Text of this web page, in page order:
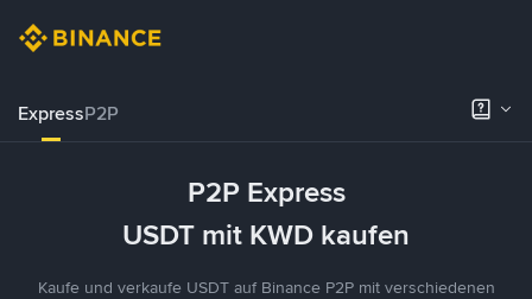
ExpressP2P
P2P Express
USDT mit KWD kaufen
Kaufe und verkaufe USDT auf Binance P2P mit verschiedenen